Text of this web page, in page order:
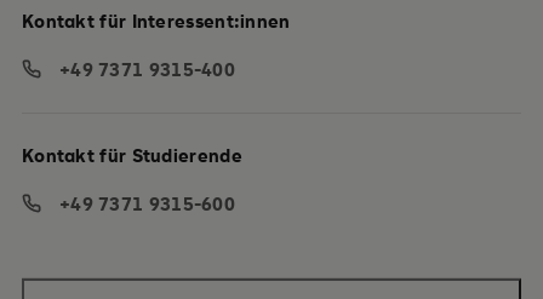
Kontakt für Interessent:innen
+49 7371 9315-400
Kontakt für Studierende
+49 7371 9315-600